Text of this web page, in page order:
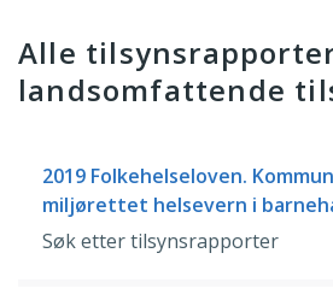
Alle
landsomfattende
2019 Folkehelseloven.
miljørettet helsevern i
Søk etter tilsynsrapporter